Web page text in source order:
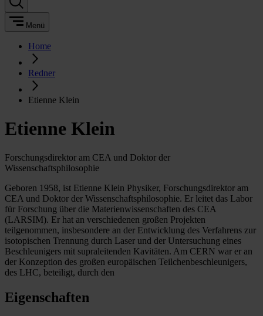
Menü
Home
Redner
Etienne Klein
Etienne Klein
Forschungsdirektor am CEA und Doktor der
Wissenschaftsphilosophie
Geboren 1958, ist Etienne Klein Physiker, Forschungsdirektor am
CEA und Doktor der Wissenschaftsphilosophie. Er leitet das Labor
für Forschung über die Materienwissenschaften des CEA
(LARSIM). Er hat an verschiedenen großen Projekten
teilgenommen, insbesondere an der Entwicklung des Verfahrens zur
isotopischen Trennung durch Laser und der Untersuchung eines
Beschleunigers mit supraleitenden Kavitäten. Am CERN war er an
der Konzeption des großen europäischen Teilchenbeschleunigers,
des LHC, beteiligt, durch den
Eigenschaften